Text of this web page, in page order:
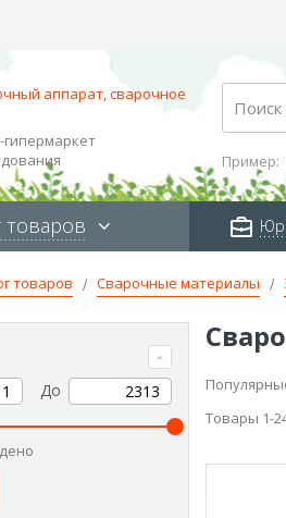
Search
Пример:
товаров
товаров Сварочные материалы
Товары 1-
До